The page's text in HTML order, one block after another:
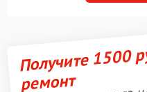
Получите 1500
ремонт